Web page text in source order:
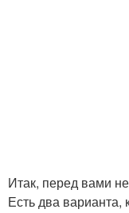
Итак, перед вами
Есть два варианта,